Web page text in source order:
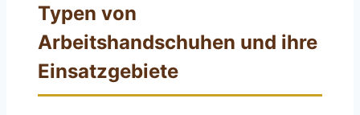
Typen von
Arbeitshandschuhen und ihre
Einsatzgebiete